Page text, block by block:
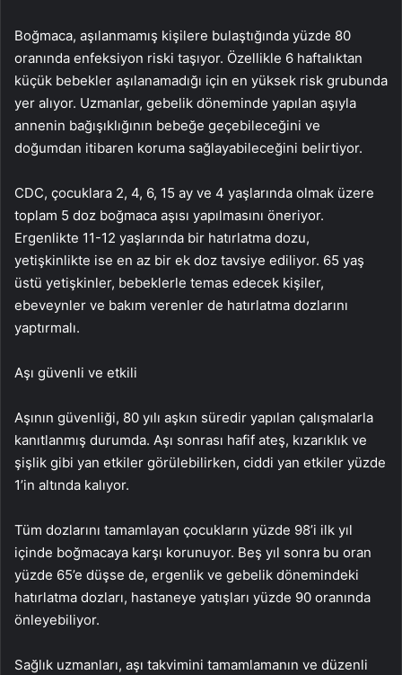
Boğmaca, aşılanmamış kişilere bulaştığında yüzde 80
oranında enfeksiyon riski taşıyor. Özellikle 6 haftalıktan
küçük bebekler aşılanamadığı için en yüksek risk grubunda
yer alıyor. Uzmanlar, gebelik döneminde yapılan aşıyla
annenin bağışıklığının bebeğe geçebileceğini ve
doğumdan itibaren koruma sağlayabileceğini belirtiyor.
CDC, çocuklara 2, 4, 6, 15 ay ve 4 yaşlarında olmak üzere
toplam 5 doz boğmaca aşısı yapılmasını öneriyor.
Ergenlikte 11-12 yaşlarında bir hatırlatma dozu,
yetişkinlikte ise en az bir ek doz tavsiye ediliyor. 65 yaş
üstü yetişkinler, bebeklerle temas edecek kişiler,
ebeveynler ve bakım verenler de hatırlatma dozlarını
yaptırmalı.
Aşı güvenli ve etkili
Aşının güvenliği, 80 yılı aşkın süredir yapılan çalışmalarla
kanıtlanmış durumda. Aşı sonrası hafif ateş, kızarıklık ve
şişlik gibi yan etkiler görülebilirken, ciddi yan etkiler yüzde
1’in altında kalıyor.
Tüm dozlarını tamamlayan çocukların yüzde 98’i ilk yıl
içinde boğmacaya karşı korunuyor. Beş yıl sonra bu oran
yüzde 65’e düşse de, ergenlik ve gebelik dönemindeki
hatırlatma dozları, hastaneye yatışları yüzde 90 oranında
önleyebiliyor.
Sağlık uzmanları, aşı takvimini tamamlamanın ve düzenli